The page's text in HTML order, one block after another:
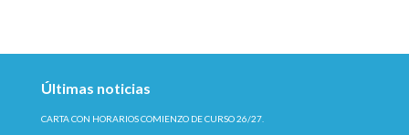
Últimas noticias
CARTA CON HORARIOS COMIENZO DE CURSO 26/27.